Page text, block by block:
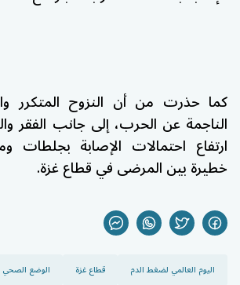
كما حذرت من أن النزوح المتكرر
الناجمة عن الحرب، إلى جانب الفقر
ارتفاع احتمالات الإصابة
خطيرة بين المرضى في قطاع غزة.
اليوم العالمي لضغط الدم قطاع غزة الوضع الصحي